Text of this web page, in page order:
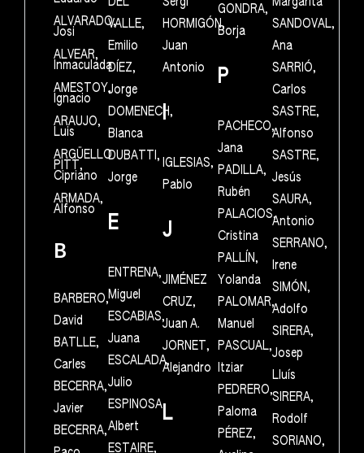
ALVARADO,
Josi
ALVEAR,
Inmaculada
AMESTOY,
Ignacio
ARAUJO,
Luis
ARGÜELLO
PITT,
Cipriano
ARMADA,
Alfonso
B
BARBERO,
David
BATLLE,
Carles
BECERRA,
Javier
BECERRA,
DEL
VALLE,
Emilio
DÍEZ,
Jorge
DOMENECH,
Blanca
DUBATTI,
Jorge
E
ENTRENA,
Miguel
ESCABIAS,
Juana
ESCALADA,
Julio
ESPINOSA
Albert
ESTAIRE,
Sergi
HORMIGÓN,
Juan
Antonio
I
IGLESIAS,
Pablo
J
JIMÉNEZ
CRUZ,
Juan A.
JORNET,
Alejandro
L
GONDRA,
Borja
P
PACHECO,
Jana
PADILLA,
Rubén
PALACIOS,
Cristina
PALLÍN,
Yolanda
PALOMAR,
Manuel
PASCUAL,
Itziar
PEDRERO,
Paloma
PÉREZ,
Margarita
SANDOVAL,
Ana
SARRIÓ,
Carlos
SASTRE,
Alfonso
SASTRE,
Jesús
SAURA,
Antonio
SERRANO,
Irene
SIMÓN,
Adolfo
SIRERA,
Josep
Lluís
SIRERA,
Rodolf
SORIANO,